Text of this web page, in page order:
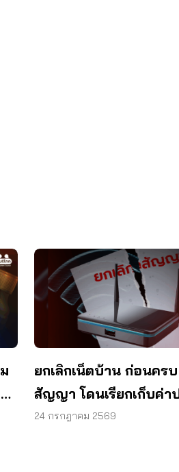
ยกเลิกเน็ตบ้าน ก่อนครบ
สัญญา โดนเรียกเก็บค่า
ผู้บริโภคไม่ต้องจ่าย
24 กรกฎาคม 2569